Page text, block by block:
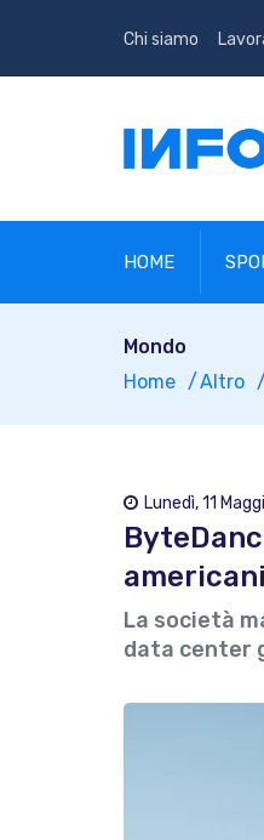
Chi siamo
HOME
Mondo
Home
Altro
Lunedì, 11
americani
La società
data center